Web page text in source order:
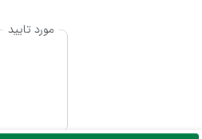
مورد تایید